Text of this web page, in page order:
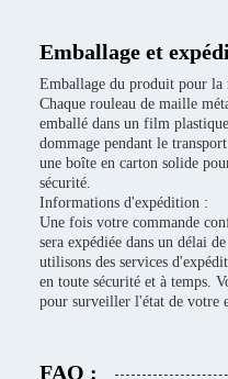
Emballage et
Emballage du produit pour
Chaque rouleau de maille
emballé dans un film
dommage pendant le
une boîte en carton solide
sécurité.
Informations d'expédition :
Une fois votre commande
sera expédiée dans un délai
utilisons des services
en toute sécurité et à temps.
pour surveiller l'état de votre
FAQ :